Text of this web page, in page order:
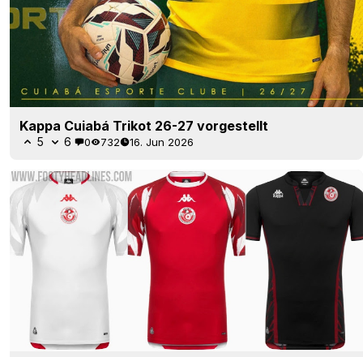
Kappa Cuiabá Trikot 26-27 vorgestellt
5 6 0 732 16. Jun 2026